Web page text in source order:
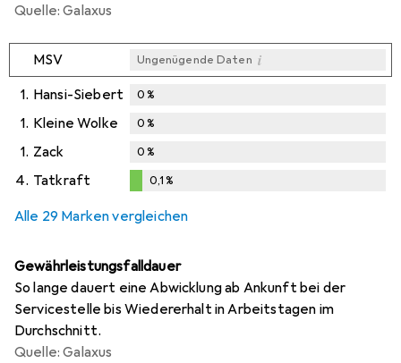
Quelle: Galaxus
MSV Ungenügende Daten i
1. Hansi-Siebert 0%
1. Kleine Wolke 0%
1. Zack 0%
4. Tatkraft 0,1%
Alle 29 Marken vergleichen
Gewährleistungsfalldauer
So lange dauert eine Abwicklung ab Ankunft bei der
Servicestelle bis Wiedererhalt in Arbeitstagen im
Durchschnitt.
Quelle: Galaxus